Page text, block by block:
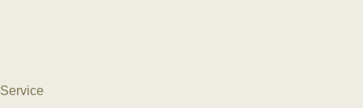
Service